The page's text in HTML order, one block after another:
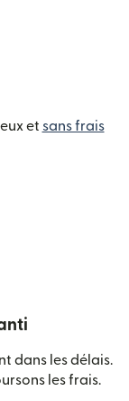
et sans frais
dans les délais.
les frais.